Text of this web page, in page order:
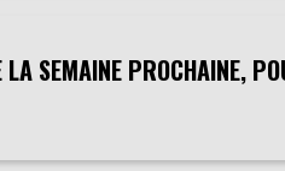
LA SEMAINE PROCHAINE,